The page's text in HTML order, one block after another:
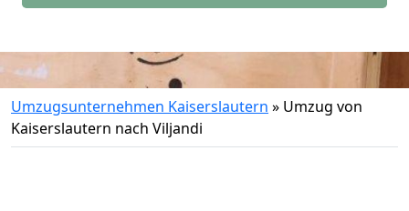
Umzugsunternehmen Kaiserslautern » Umzug von
Kaiserslautern nach Viljandi